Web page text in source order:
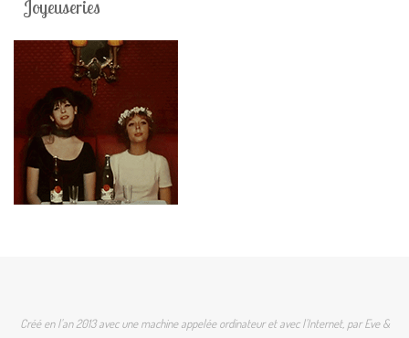
Joyeuseries
Créé en l'an 2013 avec une machine appelée ordinateur et avec l'Internet, par Eve &